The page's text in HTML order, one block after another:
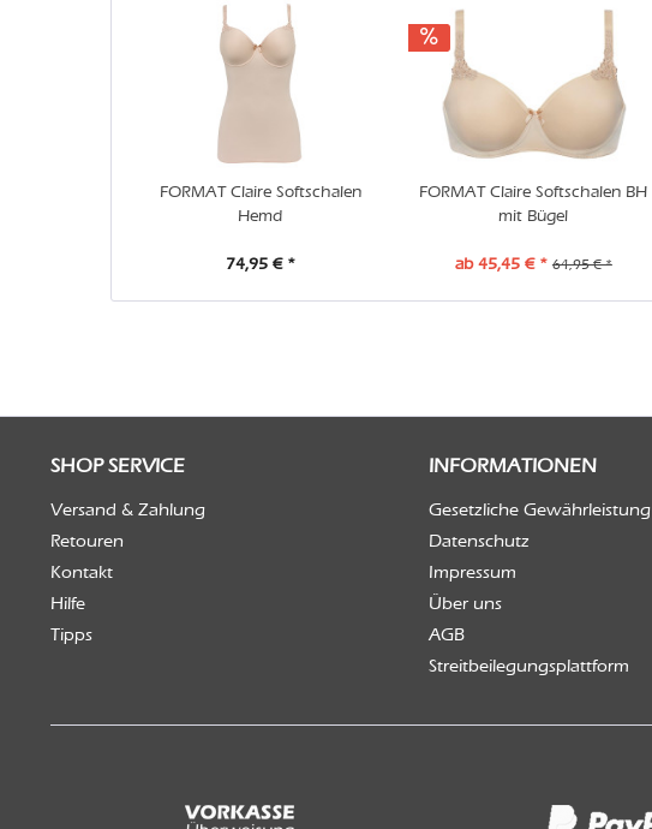
FORMAT Claire Softschalen
Hemd
74,95 € *
FORMAT Claire Softschalen BH
mit Bügel
ab 45,45 € * 64,95 € *
SHOP SERVICE
Versand & Zahlung
Retouren
Kontakt
Hilfe
Tipps
INFORMATIONEN
Gesetzliche Gewährleistung
Datenschutz
Impressum
Über uns
AGB
Streitbeilegungsplattform